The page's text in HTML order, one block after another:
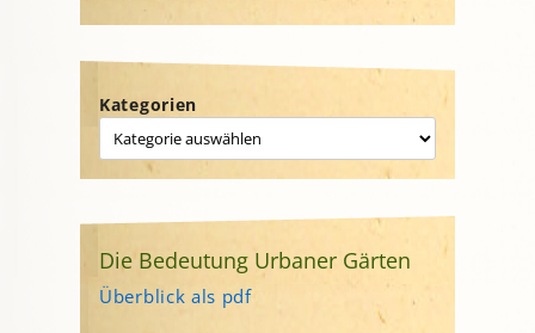
Kategorien
Die Bedeutung Urbaner Gärten
Überblick als pdf